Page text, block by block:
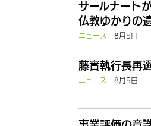
サールナート
仏教ゆかりの
ニュース
8月5日
藤實執行長再
ニュース
8月5日